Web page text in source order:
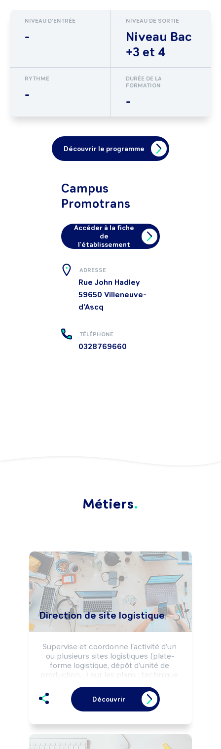
NIVEAU D'ENTRÉE
-
NIVEAU DE SORTIE
Niveau Bac
+3 et 4
RYTHME
-
DURÉE DE LA
FORMATION
-
Découvrir le programme
Campus
Promotrans
Accéder à la fiche
de
l'établissement
ADRESSE
Rue John Hadley
59650 Villeneuve-
d'Ascq
TÉLÉPHONE
0328769660
Métiers
Direction de site logistique
Supervise et coordonne l'activité d'un
ou plusieurs sites logistiques (plate-
forme logistique, dépôt d'unité de
production,...) sur les plans : technique
préparation de commandes, expédition,
...), commercial (relation clients,
fournisseurs, transporteurs), social
financier, selon les normes et la
réglementation d'hygiène et sécurité et
Découvrir